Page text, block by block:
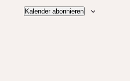
Kalender abonnieren